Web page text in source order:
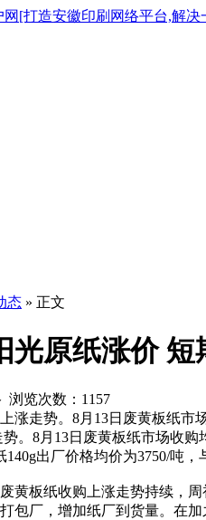
态 » 正文
原纸涨价 短
浏览次数： 1157
涨走势。8月13日废黄板纸市
8月13日废黄板纸市场收购均
出厂价格均价为3750/吨
板纸收购上涨走势持续，周
包厂，增加纸厂到货量。在